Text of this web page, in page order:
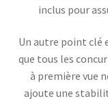
inclus pour
Un autre point clé
que tous les
à première vue
ajoute une